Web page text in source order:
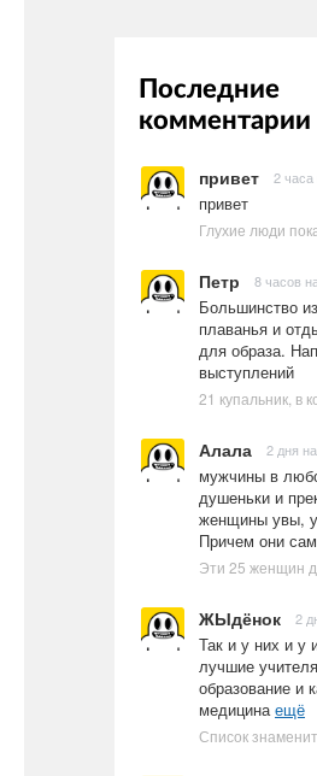
Последние
комментарии
привет 2 часа
привет
Петр 8 часов
Большинство
плаванья и
для образа.
выступлений
Алала 2 дня
мужчины в
душеньки и
женщины увы,
Причем они
ЖЫдёнок 2
Так и у них и у
лучшие
образование и
медицинаещё